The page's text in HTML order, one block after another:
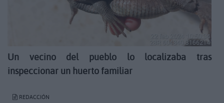
Un vecino del pueblo lo localizaba tras
inspeccionar un huerto familiar
REDACCIÓN